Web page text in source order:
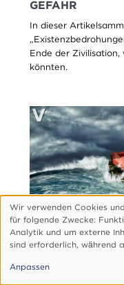
GEFAHR
In dieser
Ende der
könnten.
Verwendung
personenbezogener
Daten
und
Wir verwenden Cookies
für folgende Zwecke:
Analytik und um externe
sind erforderlich, wӓhrend
Anpassen